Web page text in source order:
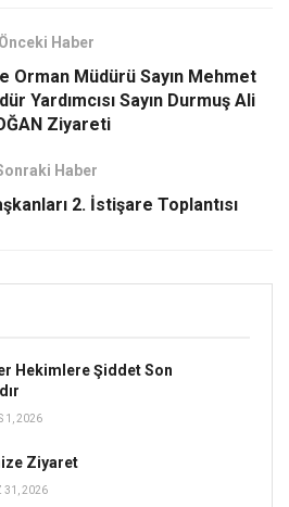
Önceki Haber
Orman Müdürü Sayın Mehmet
Yardımcısı Sayın Durmuş Ali
Ziyareti
Haber
2. İstişare Toplantısı
Hekimlere Şiddet Son
1, 2026
Ziyaret
31, 2026